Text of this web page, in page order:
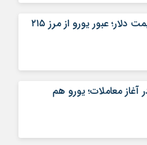
رکورد صبحگاهی قیمت دلار؛ عبور یورو از مرز ۲۱۵
معاملات؛ یورو هم